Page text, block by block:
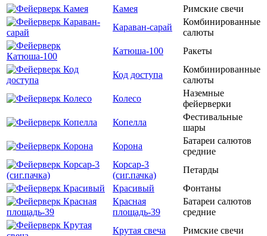
Камея
Римские свечи
Караван-сарай
Комбинированные
салюты
Катюша-100
Ракеты
Код доступа
Комбинированные
салюты
Колесо
Наземные
фейерверки
Копелла
Фестивальные
шары
Корона
Батареи салютов
средние
Корсар-3
(сиг.пачка)
Петарды
Красивый
Фонтаны
Красная
площадь-39
Батареи салютов
средние
Крутая свеча
Римские свечи